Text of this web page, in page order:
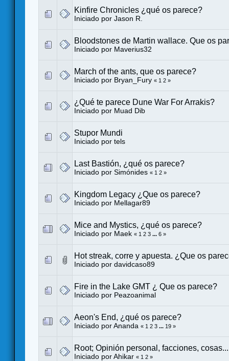
Kinfire Chronicles ¿qué os parece?
Iniciado por Jason R.
Bloodstones de Martin wallace. Que os
Iniciado por Maverius32
March of the ants, que os parece?
Iniciado por Bryan_Fury « 1 2 »
¿Qué te parece Dune War For Arrakis?
Iniciado por Muad Dib
Stupor Mundi
Iniciado por tels
Last Bastión, ¿qué os parece?
Iniciado por Simónides « 1 2 »
Kingdom Legacy ¿Que os parece?
Iniciado por Mellagar89
Mice and Mystics, ¿qué os parece?
Iniciado por Maek « 1 2 3 ... 6 »
Hot streak, corre y apuesta. ¿Que os
Iniciado por davidcaso89
Fire in the Lake GMT ¿ Que os parece?
Iniciado por Peazoanimal
Aeon's End, ¿qué os parece?
Iniciado por Ananda « 1 2 3 ... 19 »
Root; Opinión personal, facciones, cosas...
Iniciado por Ahikar « 1 2 »